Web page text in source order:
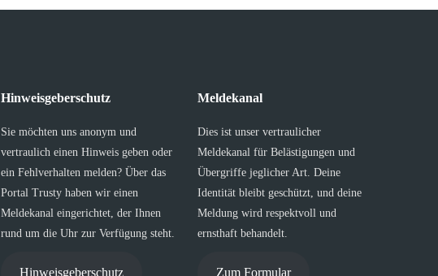
Hinweisgeberschutz
Sie möchten uns anonym und
vertraulich einen Hinweis geben oder
ein Fehlverhalten melden? Über das
Portal Trusty haben wir einen
Meldekanal eingerichtet, der Ihnen
rund um die Uhr zur Verfügung steht.
Hinweisgeberschutz
Meldekanal
Dies ist unser vertraulicher
Meldekanal für Belästigungen und
Übergriffe jeglicher Art. Deine
Identität bleibt geschützt, und deine
Meldung wird respektvoll und
ernsthaft behandelt.
Zum Formular